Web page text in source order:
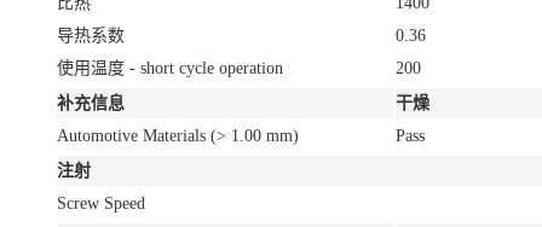
导热系数
0.36
使用温度 - short cycle operation
200
补充信息
干燥
Automotive Materials (> 1.00 mm)
Pass
注射
Screw Speed